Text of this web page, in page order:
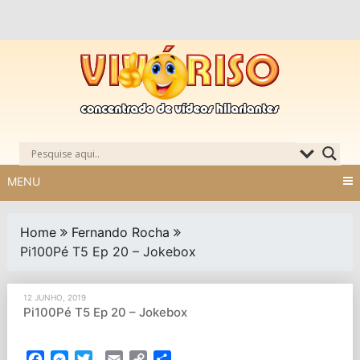
MENU
Home
Fernando Rocha
Pi100Pé T5 Ep 20 – Jokebox
12 JUNHO, 2019
Pi100Pé T5 Ep 20 – Jokebox